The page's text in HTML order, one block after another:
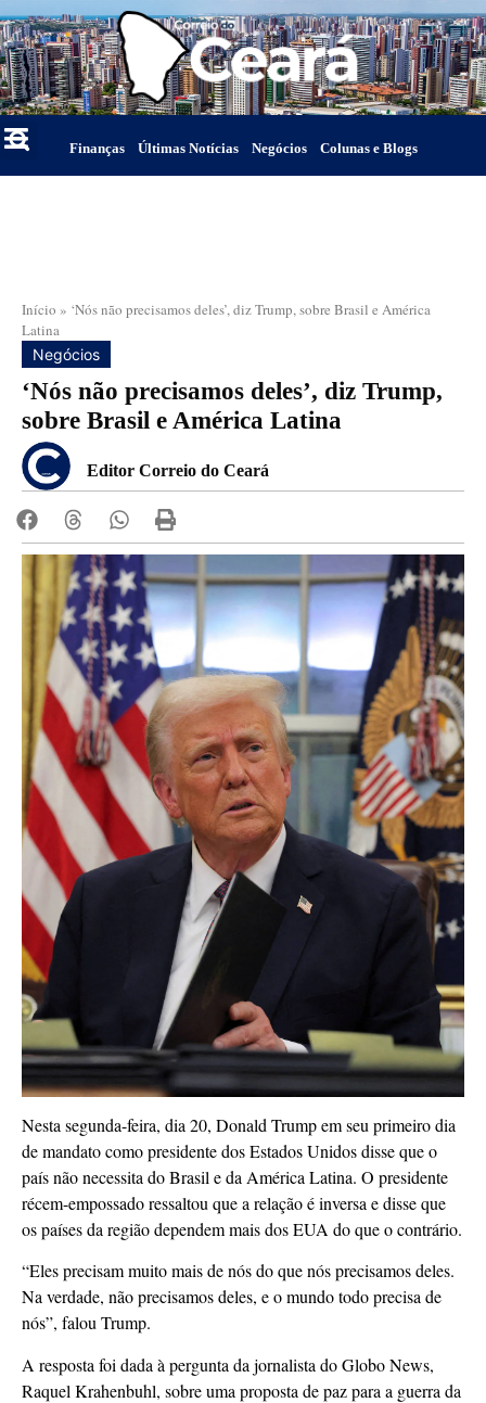
Finanças Últimas Notícias Negócios Colunas e Blogs
Início » ‘Nós não precisamos deles’, diz Trump, sobre Brasil e América
Latina
Negócios
‘Nós não precisamos deles’, diz Trump,
sobre Brasil e América Latina
Editor Correio do Ceará
Nesta segunda-feira, dia 20, Donald Trump em seu primeiro dia
de mandato como presidente dos Estados Unidos disse que o
país não necessita do Brasil e da América Latina. O presidente
récem-empossado ressaltou que a relação é inversa e disse que
os países da região dependem mais dos EUA do que o contrário.
“Eles precisam muito mais de nós do que nós precisamos deles.
Na verdade, não precisamos deles, e o mundo todo precisa de
nós”, falou Trump.
A resposta foi dada à pergunta da jornalista do Globo News,
Raquel Krahenbuhl, sobre uma proposta de paz para a guerra da